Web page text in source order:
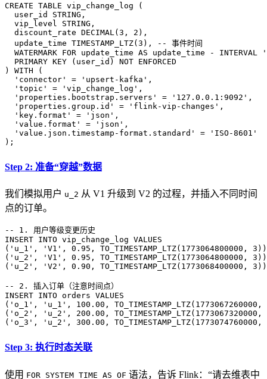
CREATE TABLE vip_change_log (
  user_id STRING,
  vip_level STRING,
  discount_rate
DECIMAL (3 , 2 ),
  update_time TIMESTAMP_LTZ(
3 ),
-- 事件时间
  WATERMARK
FOR update_time AS update_time - INTERVAL
  PRIMARY KEY
(user_id) NOT ENFORCED
) WITH (
  'connector'
= 'upsert-kafka' ,
  'topic'
= 'vip_change_log' ,
  'properties.bootstrap.servers'
= '127.0.0.1:9092' ,
  'properties.group.id'
= 'flink-vip-changes' ,
  'key.format'
= 'json' ,
  'value.format'
= 'json' ,
  'value.json.timestamp-format.standard'
= 'ISO-8601'
);
Step 2: 准备“穿越”数据
我们模拟用户 u_2 从 V1 升级到 V2 的过程，并插入不同时间
点的订单。
-- 1. 用户等级变更历史
INSERT INTO vip_change_log VALUES
( 'u_1' , 'V1' , 0 . 95 , TO_TIMESTAMP_LTZ( 1773064800000 , 3
( 'u_2' , 'V1' , 0 . 95 , TO_TIMESTAMP_LTZ( 1773064800000 , 3
( 'u_2' , 'V2' , 0 . 90 , TO_TIMESTAMP_LTZ( 1773068400000 , 3
-- 2. 插入订单（注意时间点）
INSERT INTO orders VALUES
( 'o_1' , 'u_1' , 100 . 00 , TO_TIMESTAMP_LTZ( 1773067260000 ,
( 'o_2' , 'u_2' , 200 . 00 , TO_TIMESTAMP_LTZ( 1773067320000 ,
( 'o_3' , 'u_2' , 300 . 00 , TO_TIMESTAMP_LTZ( 1773074760000 ,
Step 3: 执行时态关联
使用 FOR SYSTEM_TIME AS OF 语法，告诉 Flink：“请去维表中